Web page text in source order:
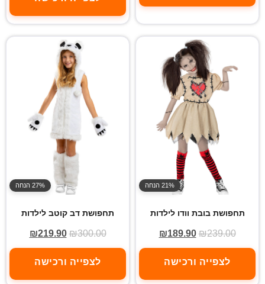
21% הנחה
תחפושת בובת וודו לילדות
₪239.00
₪189.90
לצפייה ורכישה
27% הנחה
תחפושת דב קוטב לילדות
₪300.00
₪219.90
לצפייה ורכישה